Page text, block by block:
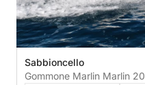
Sabbioncello
Gommone Marlin Marlin 20